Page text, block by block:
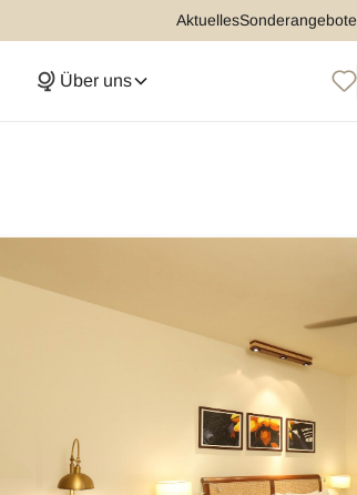
AktuellesSonderangebote
Über uns